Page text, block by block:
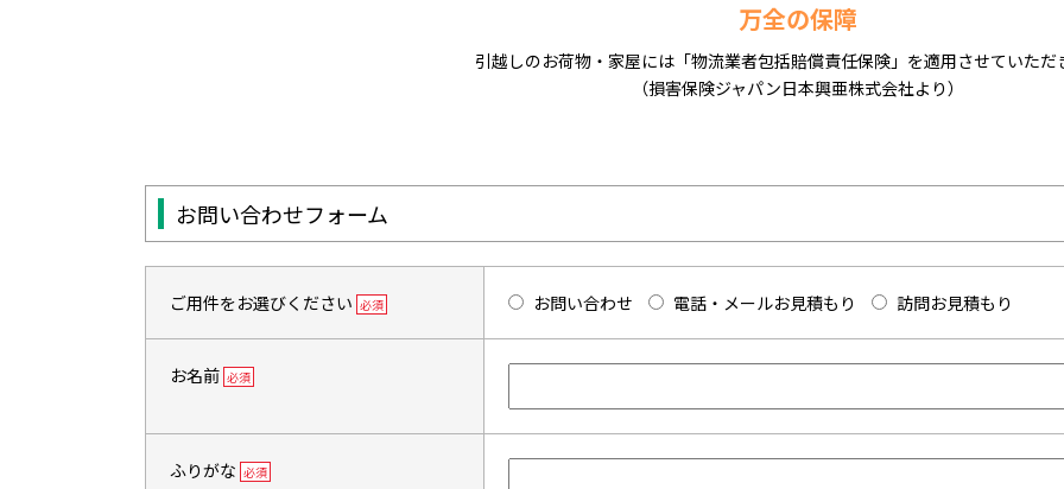
万全の保障
引越しのお荷物・家屋には「物流業者包括賠償責任保険」を適用させていただ
（損害保険ジャパン日本興亜株式会社より）
お問い合わせフォーム
ご用件をお選びください 必須 お問い合わせ 電話・メールお見積もり 訪問お見積もり
お名前 必須
ふりがな 必須